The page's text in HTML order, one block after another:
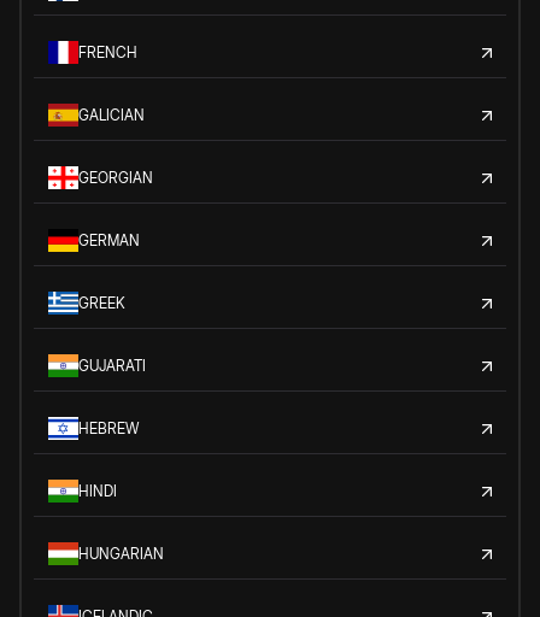
FRENCH
GALICIAN
GEORGIAN
GERMAN
GREEK
GUJARATI
HEBREW
HINDI
HUNGARIAN